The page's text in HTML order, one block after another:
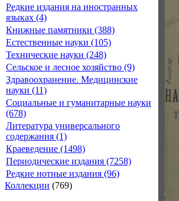
Редкие издания на иностранных
языках (4)
Книжные памятники (388)
Естественные науки (105)
Технические науки (248)
Сельское и лесное хозяйство (9)
Здравоохранение. Медицинские
науки (11)
Социальные и гуманитарные науки
(678)
Литература универсального
содержания (1)
Краеведение (1498)
Периодические издания (7258)
Редкие нотные издания (96)
Коллекции (769)